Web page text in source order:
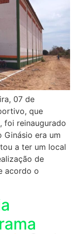
07 de
que
foi reinaugurado
Ginásio era um
a ter um local
de
acordo o